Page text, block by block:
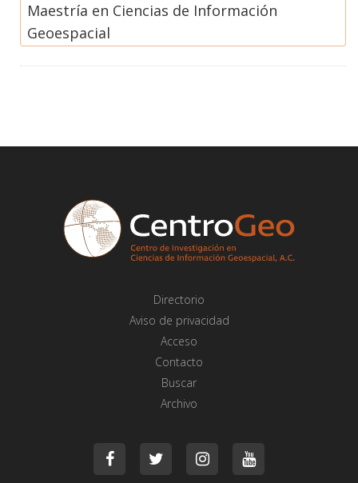
Maestría en Ciencias de Información
Geoespacial
Directorio
Aviso de privacidad
Acceso
Contacto
Buscar
Archivo